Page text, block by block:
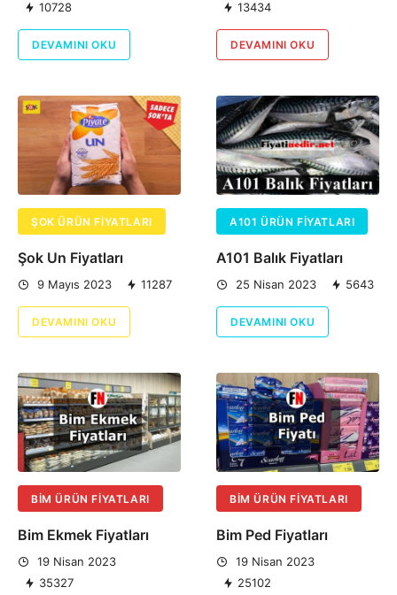
10728
DEVAMINI OKU
13434
DEVAMINI OKU
ŞOK ÜRÜN FIYATLARI
Şok Un Fiyatları
9 Mayıs 2023 11287
DEVAMINI OKU
A101 ÜRÜN FIYATLARI
A101 Balık Fiyatları
25 Nisan 2023 5643
DEVAMINI OKU
BIM ÜRÜN FIYATLARI
Bim Ekmek Fiyatları
19 Nisan 2023
35327
BIM ÜRÜN FIYATLARI
Bim Ped Fiyatları
19 Nisan 2023
25102